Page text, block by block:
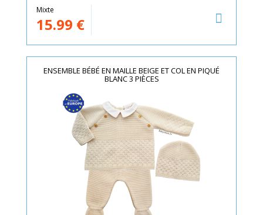
Mixte
15.99 €
ENSEMBLE BÉBÉ EN MAILLE BEIGE ET COL EN PIQUÉ
BLANC 3 PIÈCES